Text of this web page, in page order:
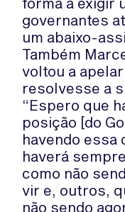
governantes
um abaixo-
Também
voltou a
resolvesse a
“Espero que
posição [do
havendo essa
haverá
como não
vir e, outros,
não sendo